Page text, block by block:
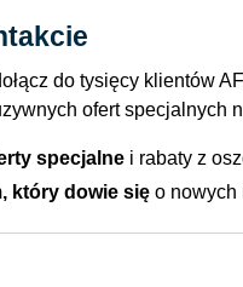
do tysięcy klientów
ofert specjalnych
specjalne i rabaty z
który dowie się o nowych